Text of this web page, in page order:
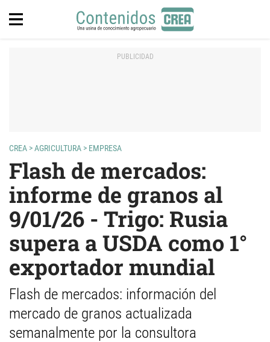
CREA >AGRICULTURA > EMPRESA
Flash de mercados:
informe de granos al
9/01/26 - Trigo: Rusia
supera a USDA como 1°
exportador mundial
Flash de mercados: información del
mercado de granos actualizada
semanalmente por la consultora